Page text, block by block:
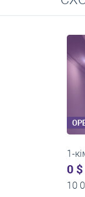
Середні ціни на
1-
0 $
11